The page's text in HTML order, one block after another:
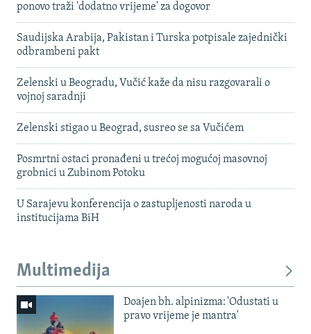
ponovo traži 'dodatno vrijeme' za dogovor
Saudijska Arabija, Pakistan i Turska potpisale zajednički
odbrambeni pakt
Zelenski u Beogradu, Vučić kaže da nisu razgovarali o
vojnoj saradnji
Zelenski stigao u Beograd, susreo se sa Vučićem
Posmrtni ostaci pronađeni u trećoj mogućoj masovnoj
grobnici u Zubinom Potoku
U Sarajevu konferencija o zastupljenosti naroda u
institucijama BiH
Multimedija
Doajen bh. alpinizma: 'Odustati u
pravo vrijeme je mantra'